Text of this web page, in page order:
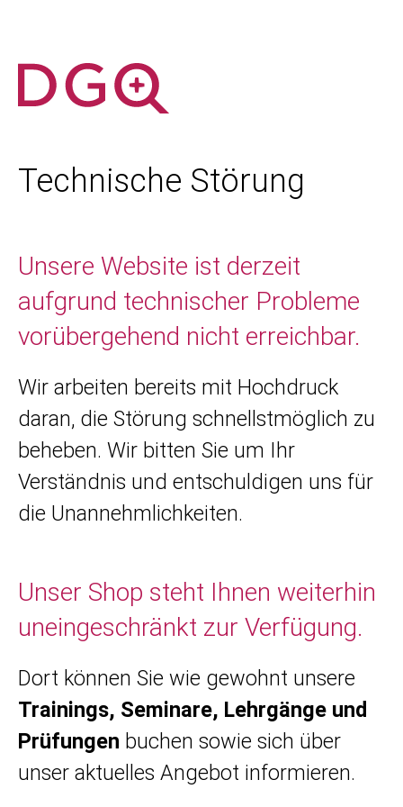
Technische Störung
Unsere Website ist derzeit
aufgrund technischer Probleme
vorübergehend nicht erreichbar.
Wir arbeiten bereits mit Hochdruck
daran, die Störung schnellstmöglich zu
beheben. Wir bitten Sie um Ihr
Verständnis und entschuldigen uns für
die Unannehmlichkeiten.
Unser Shop steht Ihnen weiterhin
uneingeschränkt zur Verfügung.
Dort können Sie wie gewohnt unsere
Trainings, Seminare, Lehrgänge und
Prüfungen buchen sowie sich über
unser aktuelles Angebot informieren.